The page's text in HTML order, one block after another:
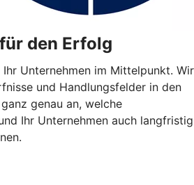
den Erfolg
Ihr Unternehmen im Mittelpunkt. Wir
und Handlungsfelder in den
genau an, welche
Ihr Unternehmen auch langfristig